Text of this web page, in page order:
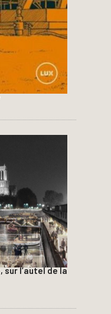
sur l’autel de la